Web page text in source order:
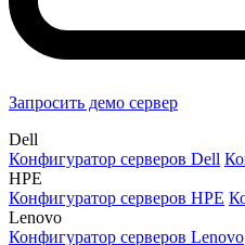
Запросить демо сервер
Dell
Конфигуратор серверов Dell
HPE
Конфигуратор серверов HPE
Lenovo
Конфигуратор серверов Lenovo